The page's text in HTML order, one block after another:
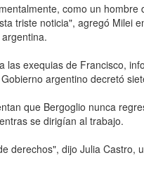
como un
triste noticia", agregó Milei
las exequias de Francisco,
argentino decretó
que Bergoglio nunca
se dirigían al trabajo.
derechos", dijo Julia Castro,